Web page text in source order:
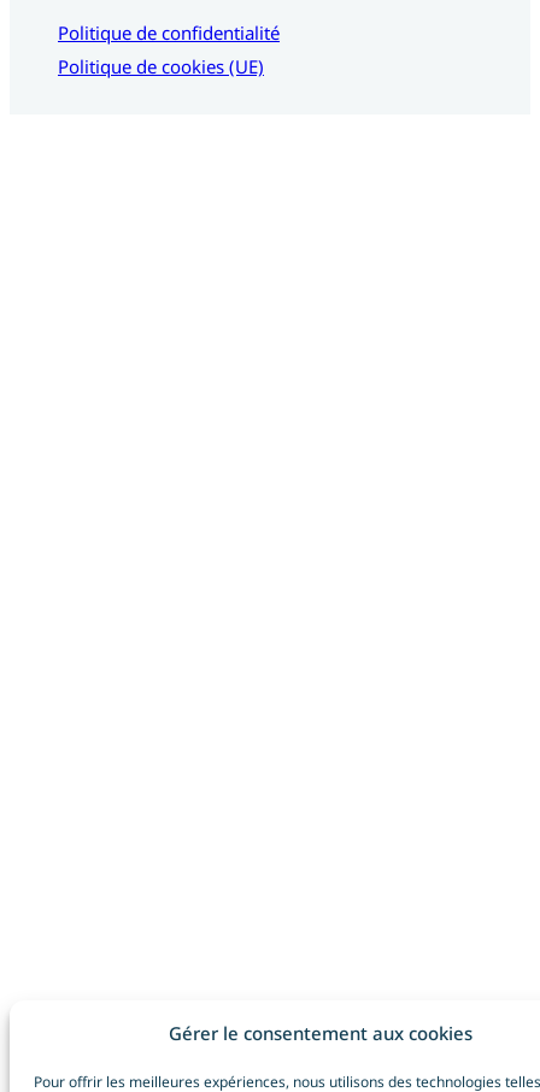
Gérer le consentement aux cookies
Pour offrir les meilleures expériences, nous utilisons des technologies
Politique de confidentialité
Politique de cookies (UE)